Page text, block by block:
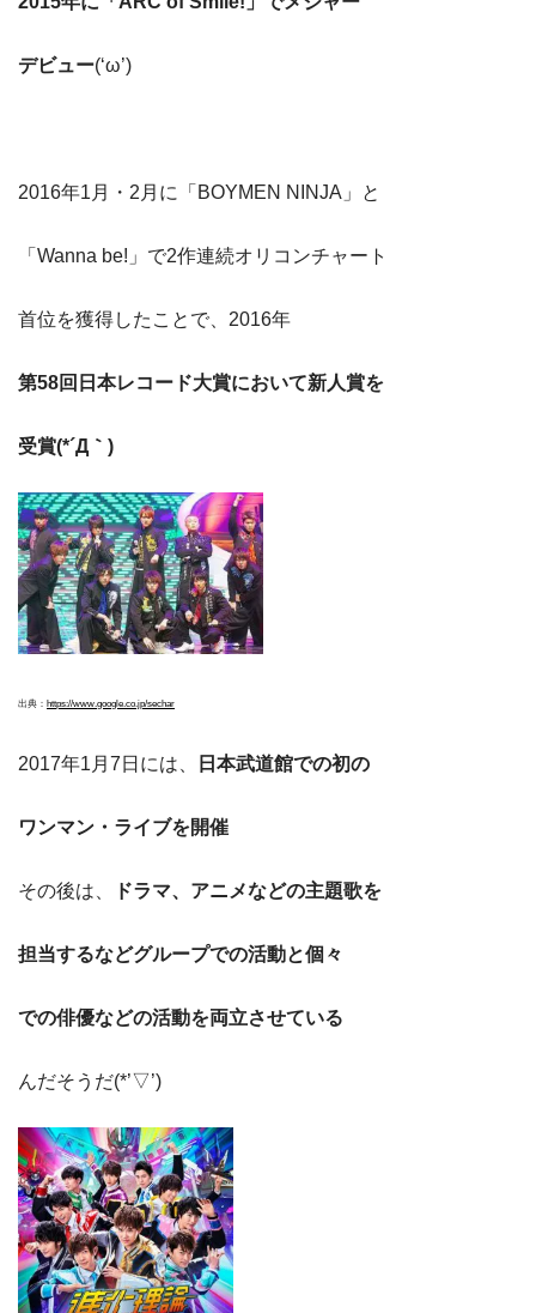
デビュー(‘ω’)
2016年1月・2月に「BOYMEN NINJA」と
「Wanna be!」で2作連続オリコンチャート
首位を獲得したことで、2016年
第58回日本レコード大賞において新人賞を
受賞(*´Д｀)
出典： https://www.google.co.jp/sechar
2017年1月7日には、 日本武道館での初の
ワンマン・ライブを開催
その後は、 ドラマ、アニメなどの主題歌を
担当するなどグループでの活動と個々
での俳優などの活動を両立させている
んだそうだ(*’▽’)